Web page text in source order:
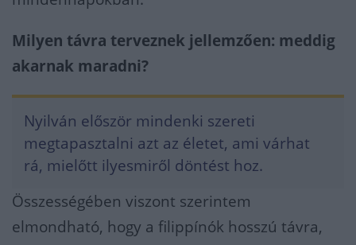
Milyen távra terveznek jellemzően: meddig
akarnak maradni?
Nyilván először mindenki szereti
megtapasztalni azt az életet, ami várhat
rá, mielőtt ilyesmiről döntést hoz.
Összességében viszont szerintem
elmondható, hogy a filippínók hosszú távra,